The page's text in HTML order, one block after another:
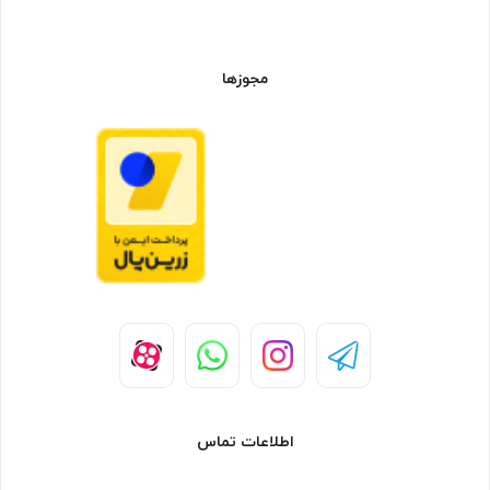
بدنه مستحکم و صنعتی ، مقاوم در برابر ضربه و گرد و غبار
دستگاه – آنتن – باتری – گیره کمری – بند – شارژر
مجوزها
اطلاعات تماس